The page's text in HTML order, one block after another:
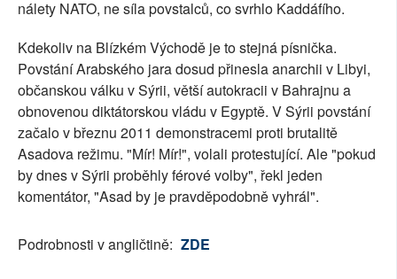
nálety NATO, ne síla povstalců, co svrhlo Kaddáfího.
Kdekoliv na Blízkém Východě je to stejná písnička.
Povstání Arabského jara dosud přinesla anarchii v Libyi,
občanskou válku v Sýrii, větší autokracii v Bahrajnu a
obnovenou diktátorskou vládu v Egyptě. V Sýrii povstání
začalo v březnu 2011 demonstracemi proti brutalitě
Asadova režimu. "Mír! Mír!", volali protestující. Ale "pokud
by dnes v Sýrii proběhly férové volby", řekl jeden
komentátor, "Asad by je pravděpodobně vyhrál".
Podrobnosti v angličtině: ZDE